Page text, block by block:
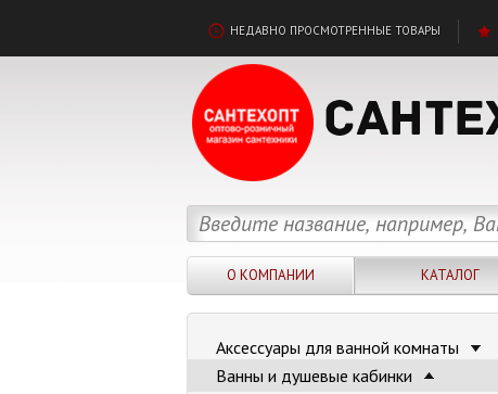
НЕДАВНО ПРОСМОТРЕННЫЕ ТОВАРЫ
О КОМПАНИИ КАТАЛОГ
Аксессуары для ванной комнаты
Ванны и душевые кабинки